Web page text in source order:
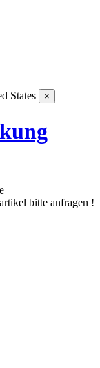
States ×
bitte anfragen !